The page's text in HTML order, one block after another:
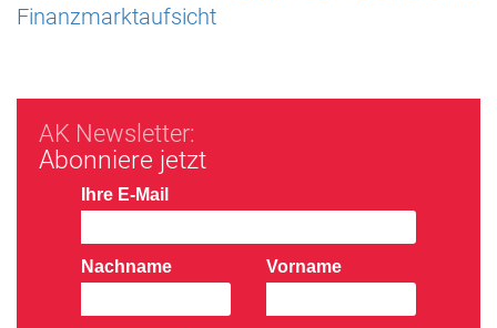
Finanzmarktaufsicht
AK Newsletter:
Abonniere jetzt
Ihre E-Mail
Nachname Vorname